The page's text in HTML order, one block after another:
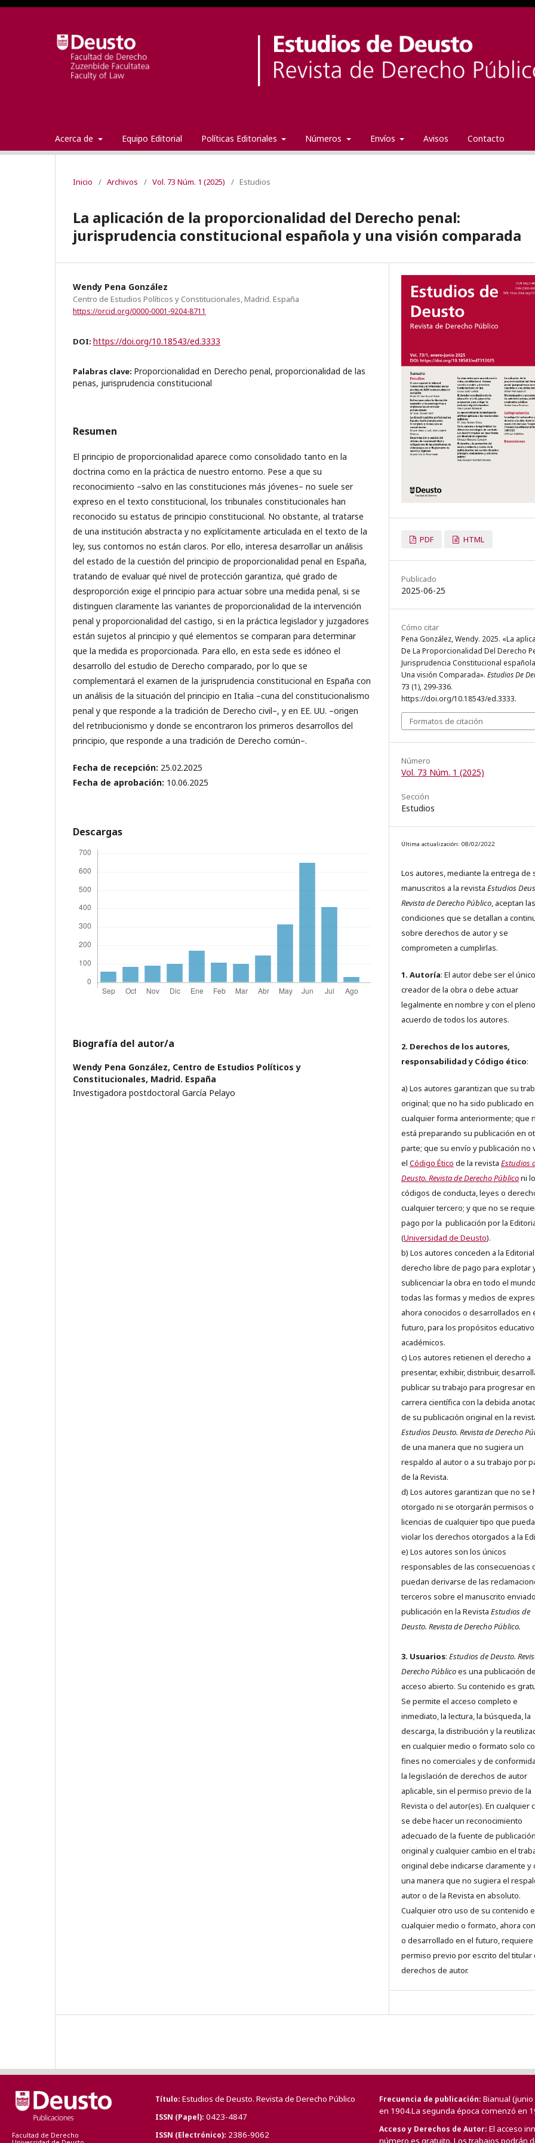
Acerca de Equipo Editorial Políticas Editoriales Números Envíos Avisos Contacto
Inicio / Archivos / Vol. 73 Núm. 1 (2025) / Estudios
La aplicación de la proporcionalidad del Derecho penal:
jurisprudencia constitucional española y una visión comparada
Wendy Pena González
Centro de Estudios Políticos y Constitucionales, Madrid. España
https://orcid.org/0000-0001-9204-8711
DOI: https://doi.org/10.18543/ed.3333
Palabras clave: Proporcionalidad en Derecho penal, proporcionalidad de las
penas, jurisprudencia constitucional
Resumen
El principio de proporcionalidad aparece como consolidado tanto en la
doctrina como en la práctica de nuestro entorno. Pese a que su
reconocimiento –salvo en las constituciones más jóvenes– no suele ser
expreso en el texto constitucional, los tribunales constitucionales han
reconocido su estatus de principio constitucional. No obstante, al tratarse
de una institución abstracta y no explícitamente articulada en el texto de la
ley, sus contornos no están claros. Por ello, interesa desarrollar un análisis
del estado de la cuestión del principio de proporcionalidad penal en España,
tratando de evaluar qué nivel de protección garantiza, qué grado de
desproporción exige el principio para actuar sobre una medida penal, si se
distinguen claramente las variantes de proporcionalidad de la intervención
penal y proporcionalidad del castigo, si en la práctica legislador y juzgadores
están sujetos al principio y qué elementos se comparan para determinar
que la medida es proporcionada. Para ello, en esta sede es idóneo el
desarrollo del estudio de Derecho comparado, por lo que se
complementará el examen de la jurisprudencia constitucional en España con
un análisis de la situación del principio en Italia –cuna del constitucionalismo
penal y que responde a la tradición de Derecho civil–, y en EE. UU. –origen
del retribucionismo y donde se encontraron los primeros desarrollos del
principio, que responde a una tradición de Derecho común–.
Fecha de recepción: 25.02.2025
Fecha de aprobación: 10.06.2025
Descargas
Biografía del autor/a
Wendy Pena González, Centro de Estudios Políticos y
Constitucionales, Madrid. España
Investigadora postdoctoral García Pelayo
PDF HTML
Publicado
2025-06-25
Cómo citar
Pena González, Wendy. 2025. «La
De La Proporcionalidad Del Derecho
Jurisprudencia Constitucional
Una visión Comparada». Estudios De
73 (1), 299-336.
https://doi.org/10.18543/ed.3333.
Formatos de citación
Número
Vol. 73 Núm. 1 (2025)
Sección
Estudios
Última actualización: 08/02/2022
Los autores, mediante la entrega de
manuscritos a la revista Estudios
Revista de Derecho Público, aceptan las
condiciones que se detallan a
sobre derechos de autor y se
comprometen a cumplirlas.
1. Autoría: El autor debe ser el único
creador de la obra o debe actuar
legalmente en nombre y con el pleno
acuerdo de todos los autores.
2. Derechos de los autores,
responsabilidad y Código ético:
a) Los autores garantizan que su
original; que no ha sido publicado en
cualquier forma anteriormente; que
está preparando su publicación en
parte; que su envío y publicación no
el Código Ético de la revista Estudios
Deusto. Revista de Derecho Públiconi
códigos de conducta, leyes o
cualquier tercero; y que no se
pago por la publicación por la
(Universidad de Deusto).
b) Los autores conceden a la
derecho libre de pago para explotar
sublicenciar la obra en todo el
todas las formas y medios de
ahora conocidos o desarrollados en
futuro, para los propósitos
académicos.
c) Los autores retienen el derecho a
presentar, exhibir, distribuir,
publicar su trabajo para progresar
carrera científica con la debida
de su publicación original en la
Estudios Deusto. Revista de Derecho
de una manera que no sugiera un
respaldo al autor o a su trabajo por
de la Revista.
d) Los autores garantizan que no se
otorgado ni se otorgarán permisos o
licencias de cualquier tipo que
violar los derechos otorgados a la
e) Los autores son los únicos
responsables de las consecuencias
puedan derivarse de las
terceros sobre el manuscrito
publicación en la Revista Estudios de
Deusto. Revista de Derecho Público.
3. Usuarios: Estudios de Deusto.
Derecho Públicoes una publicación de
acceso abierto. Su contenido es
Se permite el acceso completo e
inmediato, la lectura, la búsqueda, la
descarga, la distribución y la
en cualquier medio o formato solo
fines no comerciales y de
la legislación de derechos de autor
aplicable, sin el permiso previo de la
Revista o del autor(es). En cualquier
se debe hacer un reconocimiento
adecuado de la fuente de publicación
original y cualquier cambio en el
original debe indicarse claramente y
una manera que no sugiera el
autor o de la Revista en absoluto.
Cualquier otro uso de su contenido
cualquier medio o formato, ahora
o desarrollado en el futuro, requiere
permiso previo por escrito del titular
derechos de autor.
Facultad de Derecho
Título Estudios de Deusto. Revista de Derecho Público
ISSN (Papel) 0423-4847
ISSN (Electrónico) 2386-9062
Frecuencia de publicación Bianual
en 1904.La segunda época comenzó en
Acceso y Derechos de Autor El acceso
número es gratuito. Los trabajos podrán